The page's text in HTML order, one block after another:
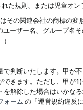
た規則、または児童オン
その関連会社の商標の
ーザー名、グループ名
判断いたします。甲が
きます。ただし、甲が
解除した場合はいかな
ォーム の「運営規約違反